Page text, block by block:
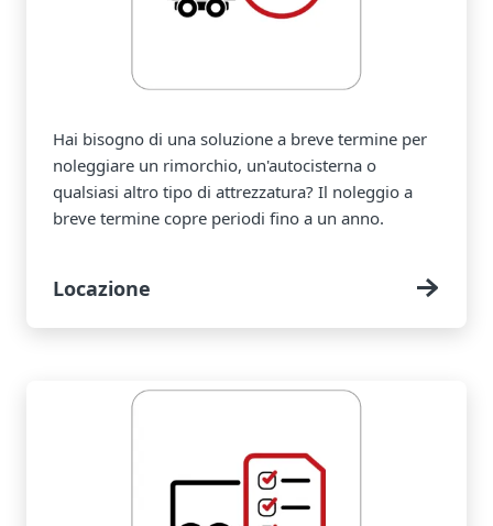
Hai bisogno di una soluzione a breve termine per
noleggiare un rimorchio, un'autocisterna o
qualsiasi altro tipo di attrezzatura? Il noleggio a
breve termine copre periodi fino a un anno.
Locazione